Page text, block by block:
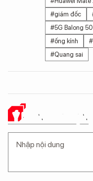
#giám đốc
#5G Balong
#ống kính
#Quang sai
Ý KIẾN CỦA BẠN